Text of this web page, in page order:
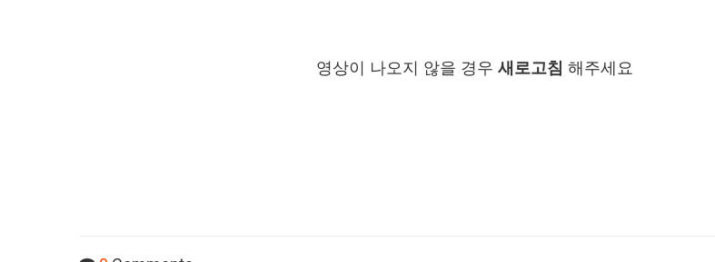
영상이 나오지 않을 경우 새로고침 해주세요